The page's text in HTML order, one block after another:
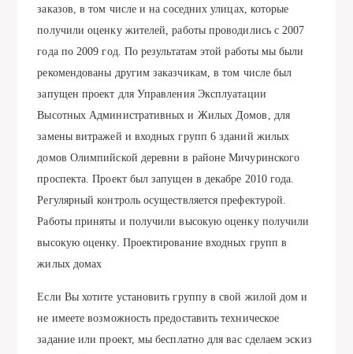
заказов, в том числе и на соседних улицах, которые
получили оценку жителей, работы проводились с 2007
года по 2009 год. По результатам этой работы мы были
рекомендованы другим заказчикам, в том числе был
запущен проект для Управления Эксплуатации
Высотных Административных и Жилых Домов, для
замены витражей и входных групп 6 зданий жилых
домов Олимпийской деревни в районе Мичуринского
проспекта. Проект был запущен в декабре 2010 года.
Регулярный контроль осуществляется префектурой.
Работы приняты и получили высокую оценку получили
высокую оценку. Проектирование входных групп в
жилых домах
Если Вы хотите установить группу в свой жилой дом и
не имеете возможность предоставить техническое
задание или проект, мы бесплатно для вас сделаем эскиз